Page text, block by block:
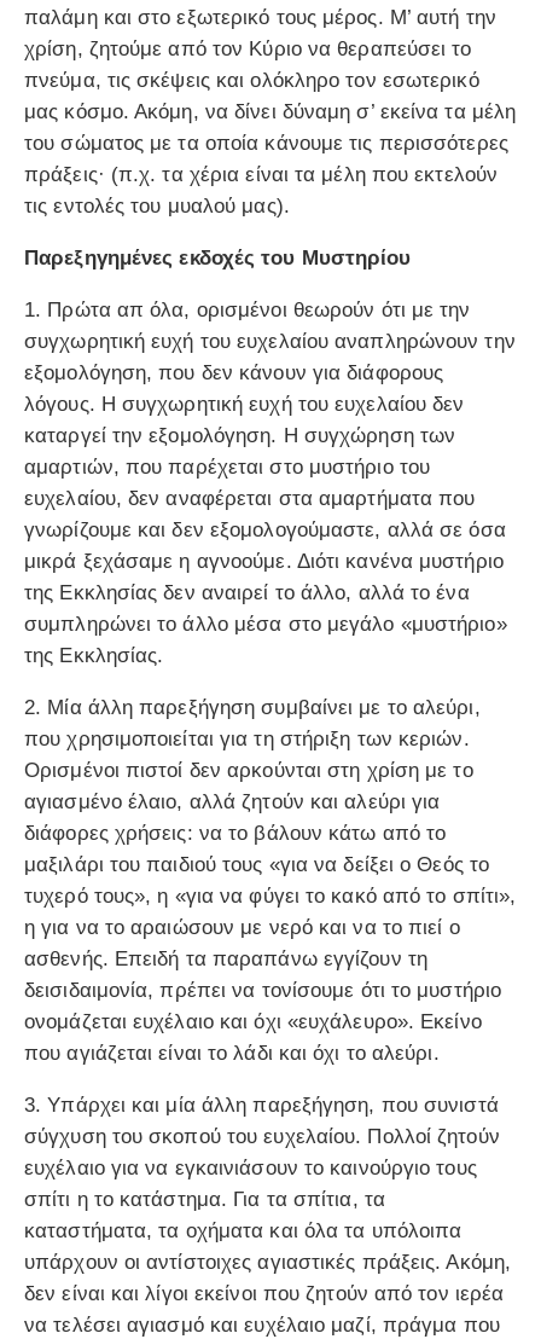
παλάμη και στο εξωτερικό τους μέρος. Μ’ αυτή την
χρίση, ζητούμε από τον Κύριο να θεραπεύσει το
πνεύμα, τις σκέψεις και ολόκληρο τον εσωτερικό
μας κόσμο. Ακόμη, να δίνει δύναμη σ’ εκείνα τα μέλη
του σώματος με τα οποία κάνουμε τις περισσότερες
πράξεις· (π.χ. τα χέρια είναι τα μέλη που εκτελούν
τις εντολές του μυαλού μας).
Παρεξηγημένες εκδοχές του Μυστηρίου
1. Πρώτα απ όλα, ορισμένοι θεωρούν ότι με την
συγχωρητική ευχή του ευχελαίου αναπληρώνουν την
εξομολόγηση, που δεν κάνουν για διάφορους
λόγους. Η συγχωρητική ευχή του ευχελαίου δεν
καταργεί την εξομολόγηση. Η συγχώρηση των
αμαρτιών, που παρέχεται στο μυστήριο του
ευχελαίου, δεν αναφέρεται στα αμαρτήματα που
γνωρίζουμε και δεν εξομολογούμαστε, αλλά σε όσα
μικρά ξεχάσαμε η αγνοούμε. Διότι κανένα μυστήριο
της Εκκλησίας δεν αναιρεί το άλλο, αλλά το ένα
συμπληρώνει το άλλο μέσα στο μεγάλο «μυστήριο»
της Εκκλησίας.
2. Μία άλλη παρεξήγηση συμβαίνει με το αλεύρι,
που χρησιμοποιείται για τη στήριξη των κεριών.
Ορισμένοι πιστοί δεν αρκούνται στη χρίση με το
αγιασμένο έλαιο, αλλά ζητούν και αλεύρι για
διάφορες χρήσεις: να το βάλουν κάτω από το
μαξιλάρι του παιδιού τους «για να δείξει ο Θεός το
τυχερό τους», η «για να φύγει το κακό από το σπίτι»,
η για να το αραιώσουν με νερό και να το πιεί ο
ασθενής. Επειδή τα παραπάνω εγγίζουν τη
δεισιδαιμονία, πρέπει να τονίσουμε ότι το μυστήριο
ονομάζεται ευχέλαιο και όχι «ευχάλευρο». Εκείνο
που αγιάζεται είναι το λάδι και όχι το αλεύρι.
3. Υπάρχει και μία άλλη παρεξήγηση, που συνιστά
σύγχυση του σκοπού του ευχελαίου. Πολλοί ζητούν
ευχέλαιο για να εγκαινιάσουν το καινούργιο τους
σπίτι η το κατάστημα. Για τα σπίτια, τα
καταστήματα, τα οχήματα και όλα τα υπόλοιπα
υπάρχουν οι αντίστοιχες αγιαστικές πράξεις. Ακόμη,
δεν είναι και λίγοι εκείνοι που ζητούν από τον ιερέα
να τελέσει αγιασμό και ευχέλαιο μαζί, πράγμα που